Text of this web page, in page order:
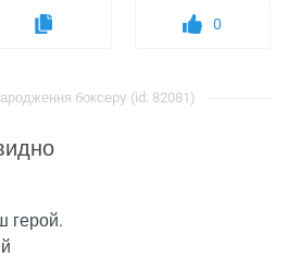
0
боксеру (id: 82081)
герой.